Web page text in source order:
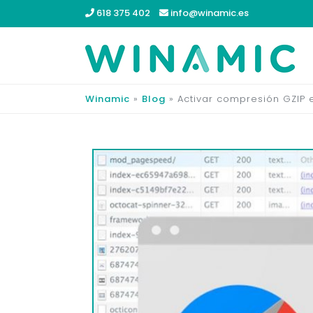
al
618 375 402 info@winamic.es
Winamic » Blog » Activar compresión GZIP